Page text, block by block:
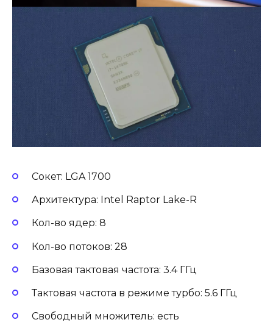
Сокет: LGA 1700
Архитектура: Intel Raptor Lake-R
Кол-во ядер: 8
Кол-во потоков: 28
Базовая тактовая частота: 3.4 ГГц
Тактовая частота в режиме турбо: 5.6 ГГц
Свободный множитель: есть